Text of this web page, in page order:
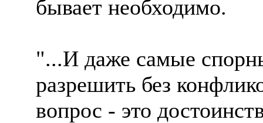
бывает необходимо.
"...И даже самые
разрешить без
вопрос - это